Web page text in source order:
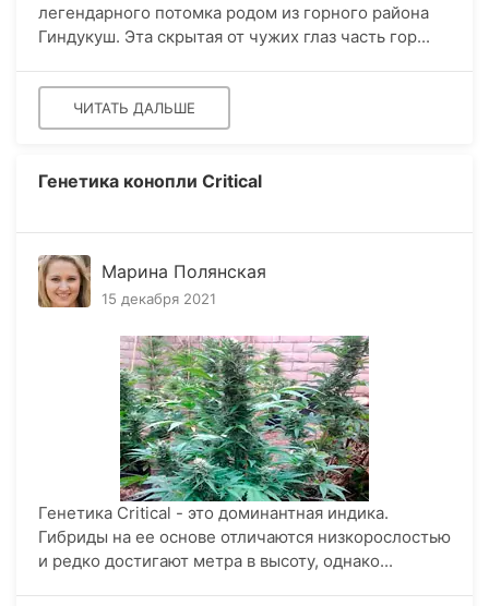
легендарного потомка родом из горного района
Гиндукуш. Эта скрытая от чужих глаз часть гор...
ЧИТАТЬ ДАЛЬШЕ
Генетика конопли Critical
Марина Полянская
15 декабря 2021
Генетика Critical - это доминантная индика.
Гибриды на ее основе отличаются низкорослостью
и редко достигают метра в высоту, однако...